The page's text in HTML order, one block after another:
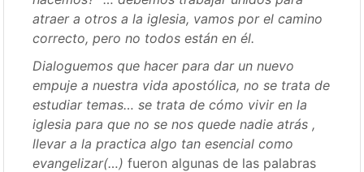
atraer a otros a la iglesia, vamos por el camino
correcto, pero no todos están en él.
Dialoguemos que hacer para dar un nuevo
empuje a nuestra vida apostólica, no se trata de
estudiar temas… se trata de cómo vivir en la
iglesia para que no se nos quede nadie atrás ,
llevar a la practica algo tan esencial como
evangelizar(…) fueron algunas de las palabras